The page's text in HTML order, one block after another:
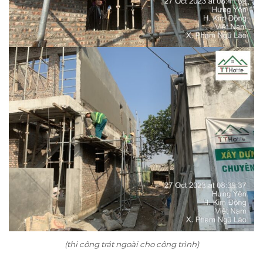
(thi công trát ngoài cho công trình)